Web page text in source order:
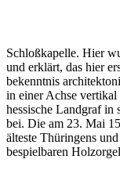
Schloßkapelle. Hier
und erklärt, das hier
bekenntnis
in einer Achse
hessische Landgraf in
bei. Die am 23. Mai
älteste Thüringens
bespielbaren